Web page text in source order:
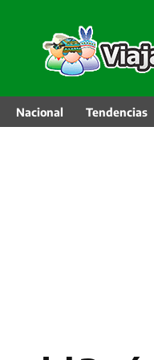
Nacional Tendencias